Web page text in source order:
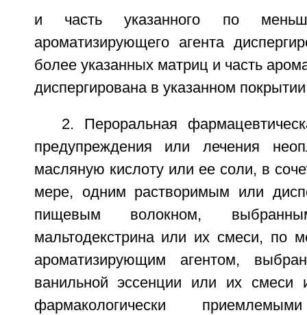
и часть указанного по
ароматизирующего агента
более указанных матриц и часть
диспергирована в указанном
2. Пероральная
предупреждения или лечения
масляную кислоту или ее соли, в
мере, одним растворимым или
пищевым волокном,
мальтодекстрина или их смеси, по
ароматизирующим агентом,
ванильной эссенции или их
фармакологически